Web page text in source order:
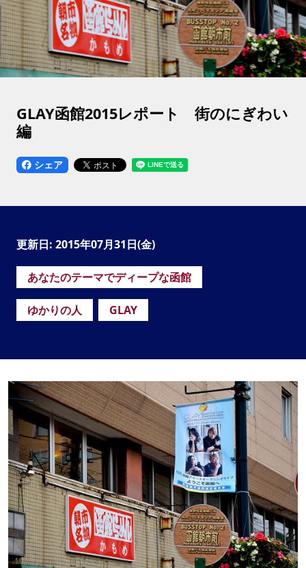
GLAY函館2015レポート 街のにぎわい
編
シェア
更新日: 2015年07月31日(金)
あなたのテーマでディープな函館
ゆかりの人 GLAY